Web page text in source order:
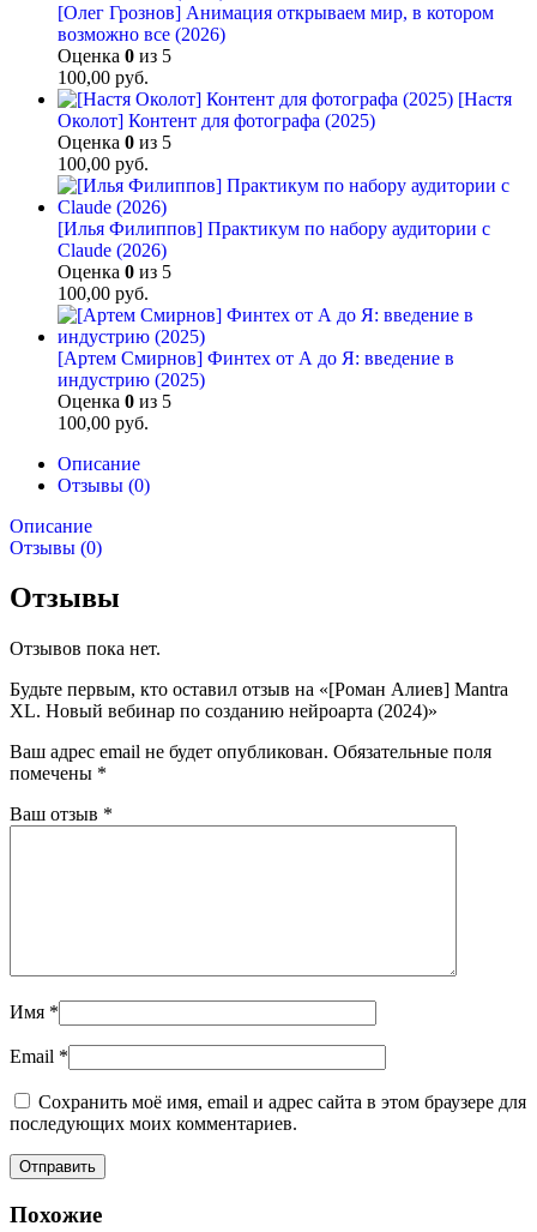
[Олег Грознов] Анимация открываем мир, в котором
возможно все (2026)
Оценка 0 из 5
100,00 руб.
[Настя
Околот] Контент для фотографа (2025)
Оценка 0 из 5
100,00 руб.
[Илья Филиппов] Практикум по набору аудитории с
Claude (2026)
Оценка 0 из 5
100,00 руб.
[Артем Смирнов] Финтех от А до Я: введение в
индустрию (2025)
Оценка 0 из 5
100,00 руб.
Описание
Отзывы (0)
Описание
Отзывы (0)
Отзывы
Отзывов пока нет.
Будьте первым, кто оставил отзыв на «[Роман Алиев] Mantra
XL. Новый вебинар по созданию нейроарта (2024)»
Ваш адрес email не будет опубликован. Обязательные поля
помечены *
Ваш отзыв *
Имя *
Email *
Сохранить моё имя, email и адрес сайта в этом браузере для
последующих моих комментариев.
Похожие